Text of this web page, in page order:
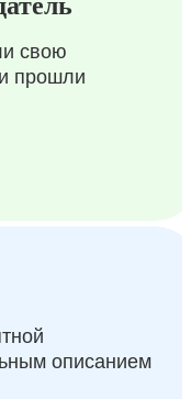
свою
прошли
описанием